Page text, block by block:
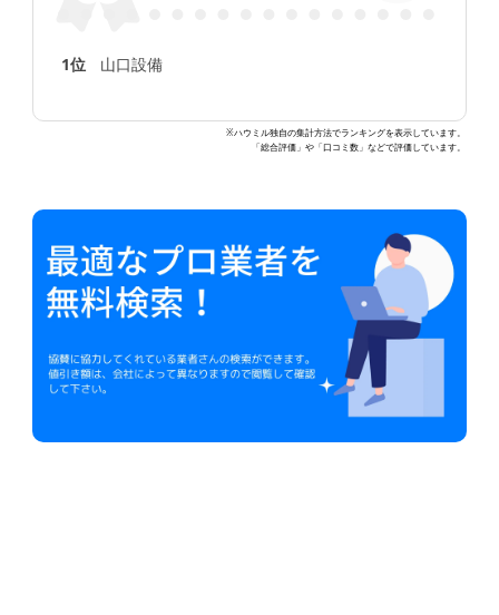
1位 山口設備
※ハウミル独自の集計方法でランキングを表示しています。
「総合評価」や「口コミ数」などで評価しています。